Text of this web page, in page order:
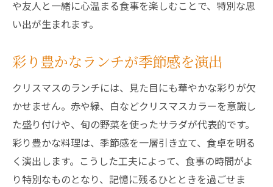
や友人と一緒に心温まる食事を楽しむことで、特別な思
い出が生まれます。
彩り豊かなランチが季節感を演出
クリスマスのランチには、見た目にも華やかな彩りが欠
かせません。赤や緑、白などクリスマスカラーを意識し
た盛り付けや、旬の野菜を使ったサラダが代表的です。
彩り豊かな料理は、季節感を一層引き立て、食卓を明る
く演出します。こうした工夫によって、食事の時間がよ
り特別なものとなり、記憶に残るひとときを過ごせま